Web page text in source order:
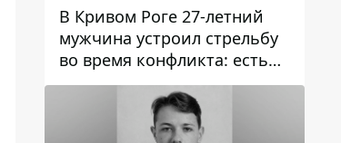
В Кривом Роге 27-летний
мужчина устроил стрельбу
во время конфликта: есть
раненый